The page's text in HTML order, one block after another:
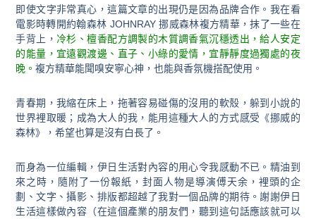
即使文字非常真心，這篇文章的出現仍是因為品牌合作。我在看
電影時轉開約翰森林 JOHNRAY挪威森林複方精華，抹了一些在
手背上， 冷杉、檀香配方調製的木質調香氣沉穩透出，給人安定
的能量，宜遠觀渡邊、直子、小綠的愛情，宜靜靜度過獨處的夜
晚。複方精華能聞嗅安寧心神，也能與香氛機搭配使用。
青春期，我縮在床上，拖著容易碰傷的沒用的軟殼，躲到小說的
世界裡取暖；成為大人的我，能用這種大人的方式感受《挪威的
森林》，希望也算是沒有白長了。
而身為一位編輯，伊日生活對內容的用心令我感動不已。精油到
來之時，隨附了一份報紙，封面人物是導演傅天余，裡頭的企
劃、文字、攝影、排版都超越了我對一個品牌的期待。謝謝伊日
生活這樣做內容（在這個產業的朋友們，聽到這句話應該就可以